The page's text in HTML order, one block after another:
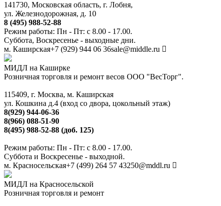
141730, Московская область, г. Лобня,
ул. Железнодорожная, д. 10
8 (495) 988-52-88
Режим работы: Пн - Пт: с 8.00 - 17.00.
Суббота, Воскресенье - выходные дни.
м. Каширская+7 (929) 944 06 36sale@middle.ru
МИДЛ на Каширке
Розничная торговля и ремонт весов ООО "ВесТорг".
115409, г. Москва, м. Каширская
ул. Кошкина д.4 (вход со двора, цокольный этаж)
8(929) 944-06-36
8(966) 088-51-90
8(495) 988-52-88 (доб. 125)
Режим работы: Пн - Пт: с 8.00 - 17.00.
Суббота и Воскресенье - выходной.
м. Красносельская+7 (499) 264 57 43250@mddl.ru
МИДЛ на Красносельской
Розничная торговля и ремонт